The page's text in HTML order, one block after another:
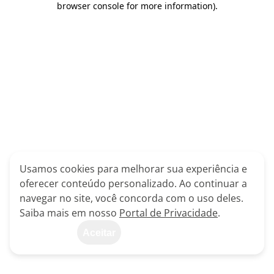
browser console for more information).
Usamos cookies para melhorar sua experiência e
oferecer conteúdo personalizado. Ao continuar a
navegar no site, você concorda com o uso deles.
Saiba mais em nosso Portal de Privacidade.